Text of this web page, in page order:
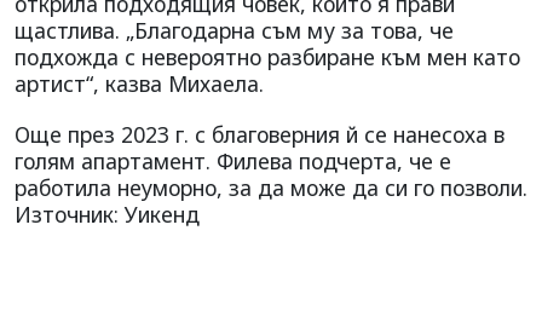
щастлива. „Благодарна съм му за това, че
подхожда с невероятно разбиране към мен като
артист“, казва Михаела.
Още през 2023 г. с благоверния й се нанесоха в
голям апартамент. Филева подчерта, че е
работила неуморно, за да може да си го позволи.
Източник: Уикенд